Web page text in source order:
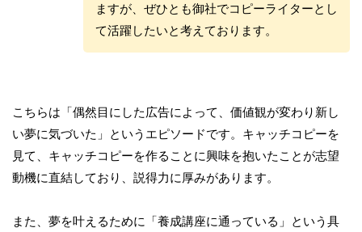
ますが、ぜひとも御社でコピーライターとし
て活躍したいと考えております。
こちらは「偶然目にした広告によって、価値観が変わり新し
い夢に気づいた」というエピソードです。キャッチコピーを
見て、キャッチコピーを作ることに興味を抱いたことが志望
動機に直結しており、説得力に厚みがあります。
また、夢を叶えるために「養成講座に通っている」という具